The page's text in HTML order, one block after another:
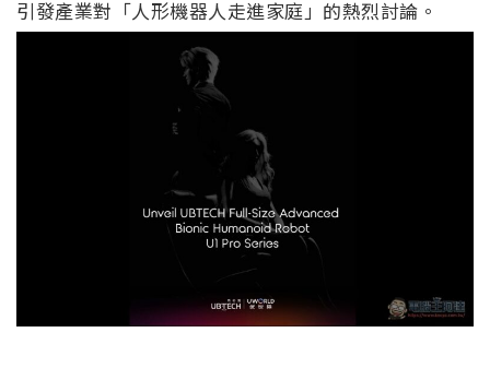
引發產業對「人形機器人走進家庭」的熱烈討論。